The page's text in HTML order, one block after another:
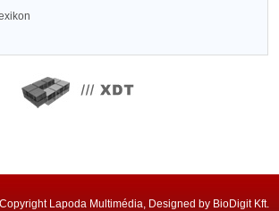
Lapoda Multimédia, Designed by BioDigit Kft.